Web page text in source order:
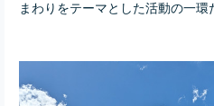
まわりをテーマとした活動の一環